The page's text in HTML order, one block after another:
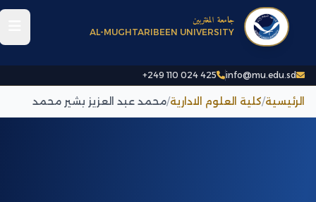
info@mu.edu.sd
+249 110 024 425
جامعة المغتربين
AL-MUGHTARIBEEN UNIVERSITY
الرئيسية/كلية العلوم الادارية/محمد عبد العزيز بشير محمد